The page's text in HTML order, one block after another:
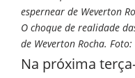
O choque de realidade
de Weverton Rocha.
Na próxima